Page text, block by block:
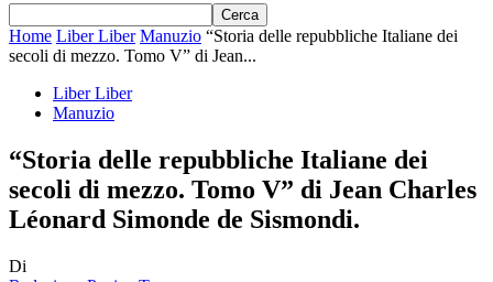
Home Liber Liber Manuzio “Storia delle repubbliche Italiane dei
secoli di mezzo. Tomo V” di Jean...
Liber Liber
Manuzio
“Storia delle repubbliche Italiane dei
secoli di mezzo. Tomo V” di Jean Charles
Léonard Simonde de Sismondi.
Di